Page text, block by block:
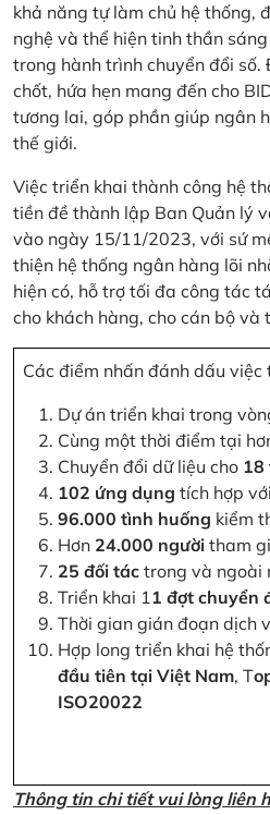
khả năng tự làm chủ hệ thống,
nghệ và thể hiện tinh thần
trong hành trình chuyển đổi
chốt, hứa hẹn mang đến cho
tương lai, góp phần giúp ngân
thế giới.
Việc triển khai thành công hệ
tiền đề thành lập Ban Quản lý
vào ngày 15/11/2023, với sứ
thiện hệ thống ngân hàng lõi
hiện có, hỗ trợ tối đa công tác
cho khách hàng, cho cán bộ và
Các điểm nhấn đánh dấu
Dự án triển khai trong
Cùng một thời điểm tại
Chuyển đổi dữ liệu cho 18
102 ứng dụng tích hợp
96.000 tình huống kiểm
Hơn 24.000 người tham
25 đối tác trong và ngoài
Triển khai 11 đợt chuyển
Thời gian gián đoạn dịch
Hợp long triển khai hệ
đầu tiên tại Việt Nam, T
ISO20022
Thông tin chi tiết vui lòng liên